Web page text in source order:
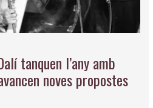
tanquen l’any amb
noves propostes